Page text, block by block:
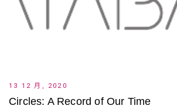
13 12 月, 2020
Circles: A Record of Our Time